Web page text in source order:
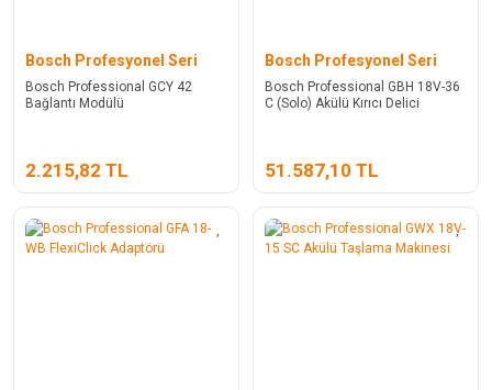
Bosch Profesyonel Seri
Bosch Professional GCY 42
Bağlantı Modülü
2.215,82 TL
Bosch Profesyonel Seri
Bosch Professional GBH 18V-36
C (Solo) Akülü Kırıcı Delici
51.587,10 TL